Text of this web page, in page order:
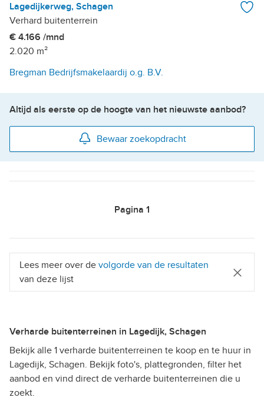
Lagedijkerweg, Schagen
Verhard buitenterrein
€ 4.166 /mnd
2.020 m²
Bregman Bedrijfsmakelaardij o.g. B.V.
Altijd als eerste op de hoogte van het nieuwste aanbod?
Bewaar zoekopdracht
Pagina 1
Lees meer over de volgorde van de resultaten
van deze lijst
Verharde buitenterreinen in Lagedijk, Schagen
Bekijk alle 1 verharde buitenterreinen te koop en te huur in
Lagedijk, Schagen. Bekijk foto's, plattegronden, filter het
aanbod en vind direct de verharde buitenterreinen die u
zoekt.